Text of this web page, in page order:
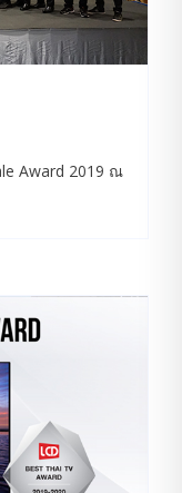
Award 2019 ณ